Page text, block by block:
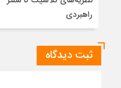
راهبردی
ثبت دیدگاه